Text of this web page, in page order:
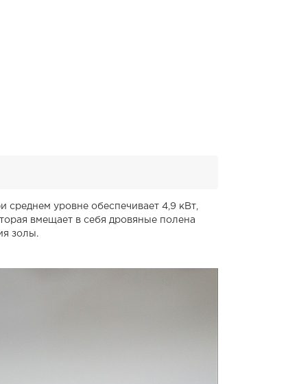
среднем уровне обеспечивает 4,9 кВт,
вмещает в себя дровяные полена
золы.